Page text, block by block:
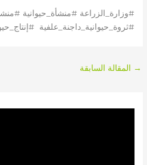
#وزارة_الزراعة #منشأة_حيوانية
#ثروة_حيوانية_داجنة_علفية
→ المقالة السابقة